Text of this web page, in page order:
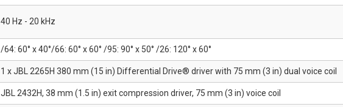
40 Hz - 20 kHz
/64: 60° x 40°/66: 60° x 60° /95: 90° x 50° /26: 120° x 60°
1 x JBL 2265H 380 mm (15 in) Differential Drive® driver with 75 mm (3 in) dual voice coil
JBL 2432H, 38 mm (1.5 in) exit compression driver, 75 mm (3 in) voice coil